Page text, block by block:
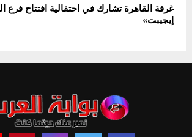
غرفة القاهرة تشارك في احتفالية افتتاح فرع
إيجيبت»